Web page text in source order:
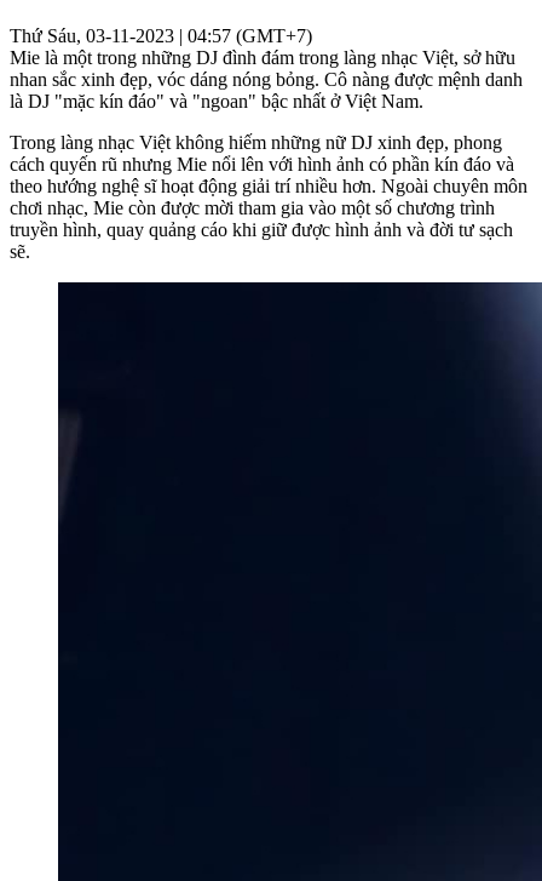
Thứ Sáu, 03-11-2023 | 04:57 (GMT+7)
Mie là một trong những DJ đình đám trong làng nhạc Việt, sở hữu
nhan sắc xinh đẹp, vóc dáng nóng bỏng. Cô nàng được mệnh danh
là DJ "mặc kín đáo" và "ngoan" bậc nhất ở Việt Nam.
Trong làng nhạc Việt không hiếm những nữ DJ xinh đẹp, phong
cách quyến rũ nhưng Mie nổi lên với hình ảnh có phần kín đáo và
theo hướng nghệ sĩ hoạt động giải trí nhiều hơn. Ngoài chuyên môn
chơi nhạc, Mie còn được mời tham gia vào một số chương trình
truyền hình, quay quảng cáo khi giữ được hình ảnh và đời tư sạch
sẽ.